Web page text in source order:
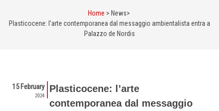
Home > News>
Plasticocene: l’arte contemporanea dal messaggio ambientalista entra a
Palazzo de Nordis
15 February
2024
Plasticocene: l’arte
contemporanea dal messaggio